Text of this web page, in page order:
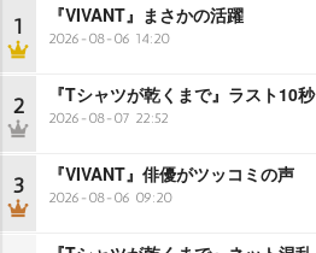
1 『VIVANT』まさかの活躍
2026-08-06 14:20
2 『Tシャツが乾くまで』ラスト10秒
2026-08-07 22:52
3 『VIVANT』俳優がツッコミの声
2026-08-06 09:20